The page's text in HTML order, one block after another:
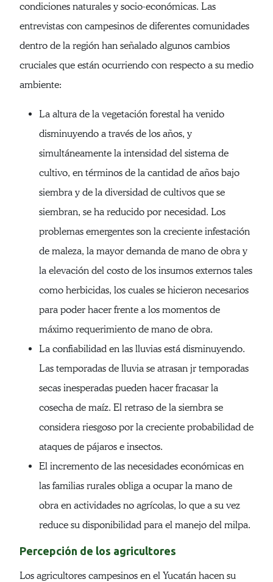
condiciones naturales y socio-económicas. Las
entrevistas con campesinos de diferentes comunidades
dentro de la región han señalado algunos cambios
cruciales que están ocurriendo con respecto a su medio
ambiente:
La altura de la vegetación forestal ha venido
disminuyendo a través de los años, y
simultáneamente la intensidad del sistema de
cultivo, en términos de la cantidad de años bajo
siembra y de la diversidad de cultivos que se
siembran, se ha reducido por necesidad. Los
problemas emergentes son la creciente infestación
de maleza, la mayor demanda de mano de obra y
la elevación del costo de los insumos externos tales
como herbicidas, los cuales se hicieron necesarios
para poder hacer frente a los momentos de
máximo requerimiento de mano de obra.
La confiabilidad en las lluvias está disminuyendo.
Las temporadas de lluvia se atrasan jr temporadas
secas inesperadas pueden hacer fracasar la
cosecha de maíz. El retraso de la siembra se
considera riesgoso por la creciente probabilidad de
ataques de pájaros e insectos.
El incremento de las necesidades económicas en
las familias rurales obliga a ocupar la mano de
obra en actividades no agrícolas, lo que a su vez
reduce su disponibilidad para el manejo del milpa.
Percepción de los agricultores
Los agricultores campesinos en el Yucatán hacen su